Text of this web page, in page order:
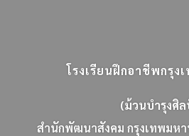
โรงเรียนฝึกอาชีพกรุง
(ม้วนบำรุงศิ
สนกพฒนาสงคม กรงเทพมหา